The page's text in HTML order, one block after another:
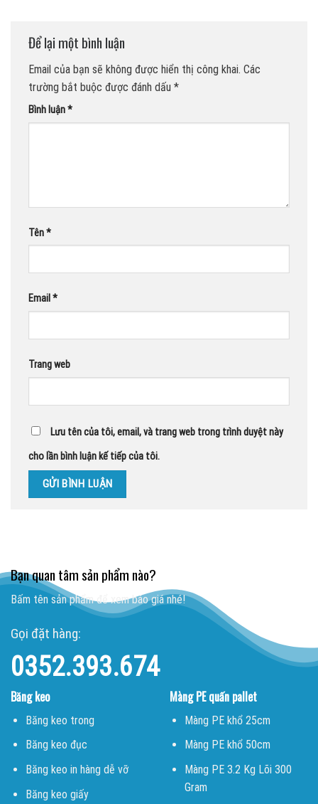
Để lại một bình luận
Email của bạn sẽ không được hiển thị công khai. Các
trường bắt buộc được đánh dấu *
Bình luận*
Tên*
Email *
Trang web
Lưu tên của tôi, email, và trang web trong trình duyệt này
cho lần bình luận kế tiếp của tôi.
Bạn quan tâm sản phẩm nào?
Bấm tên sản phẩm để xem báo giá nhé!
Gọi đặt hàng:
0352.393.674
Băng keo
Băng keo trong
Băng keo đục
Băng keo in hàng dễ vỡ
Băng keo giấy
Màng PE quấn pallet
Màng PE khổ 25cm
Màng PE khổ 50cm
Màng PE 3.2 Kg Lõi 300
Gram